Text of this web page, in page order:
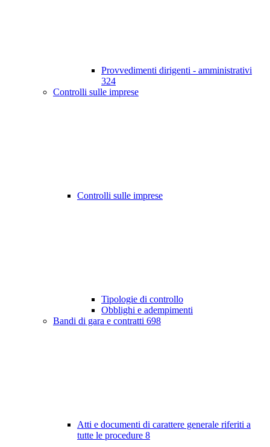
Provvedimenti dirigenti - amministrativi
324
Controlli sulle imprese
Controlli sulle imprese
Tipologie di controllo
Obblighi e adempimenti
Bandi di gara e contratti 698
Atti e documenti di carattere generale riferiti a
tutte le procedure 8